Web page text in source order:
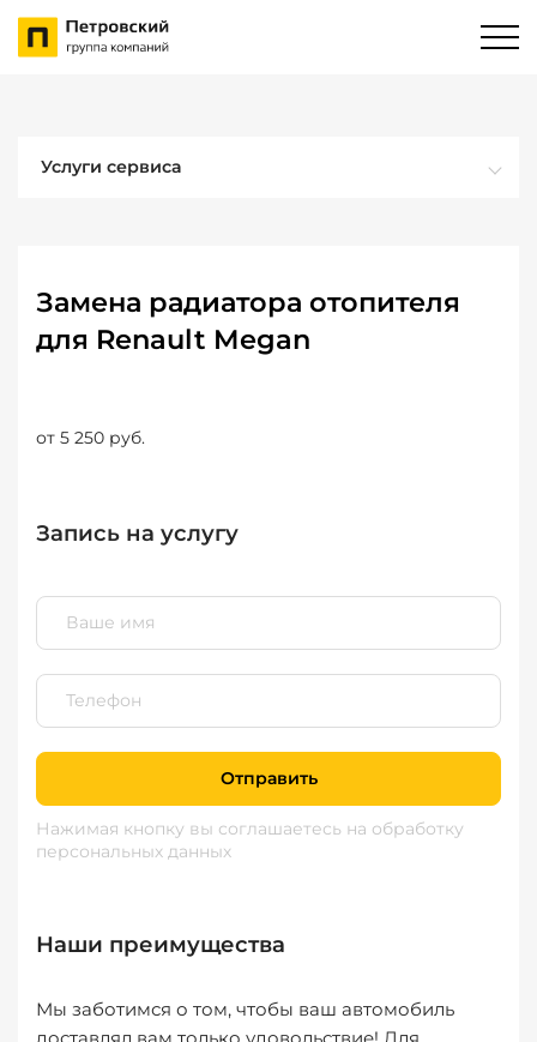
Услуги сервиса
Замена радиатора отопителя
для Renault Megan
от 5 250 руб.
Запись на услугу
Отправить
Нажимая кнопку вы соглашаетесь на обработку
персональных данных
Наши преимущества
Мы заботимся о том, чтобы ваш автомобиль